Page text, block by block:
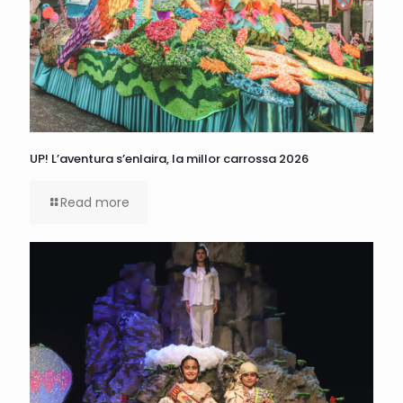
UP! L’aventura s’enlaira, la millor carrossa 2026
Read more